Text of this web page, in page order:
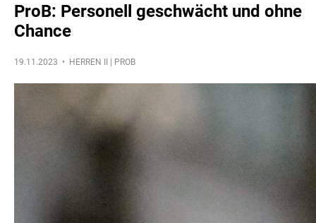
ProB: Personell geschwächt und ohne
Chance
19.11.2023 • HERREN II | PROB